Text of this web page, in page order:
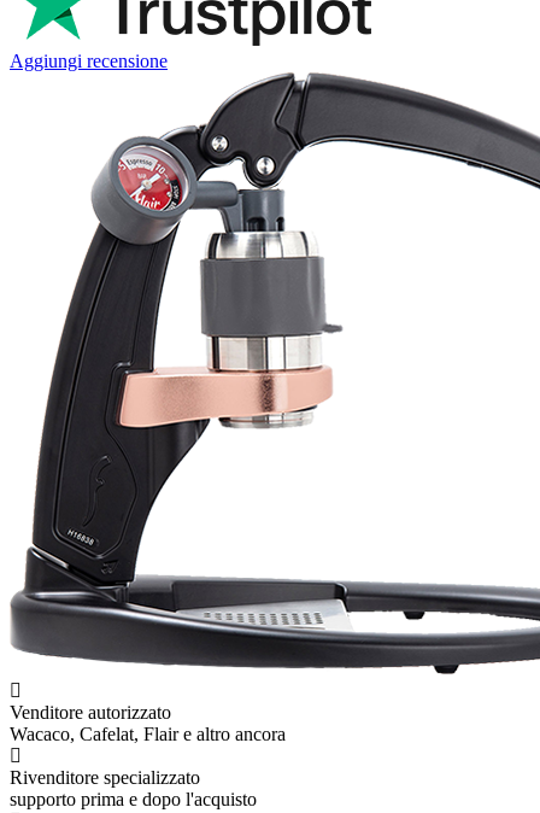
Aggiungi recensione
Venditore autorizzato
Wacaco, Cafelat, Flair e altro ancora
Rivenditore specializzato
supporto prima e dopo l'acquisto